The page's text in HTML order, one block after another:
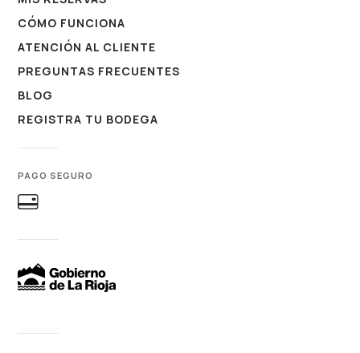
CÓMO FUNCIONA
ATENCIÓN AL CLIENTE
PREGUNTAS FRECUENTES
BLOG
REGISTRA TU BODEGA
PAGO SEGURO